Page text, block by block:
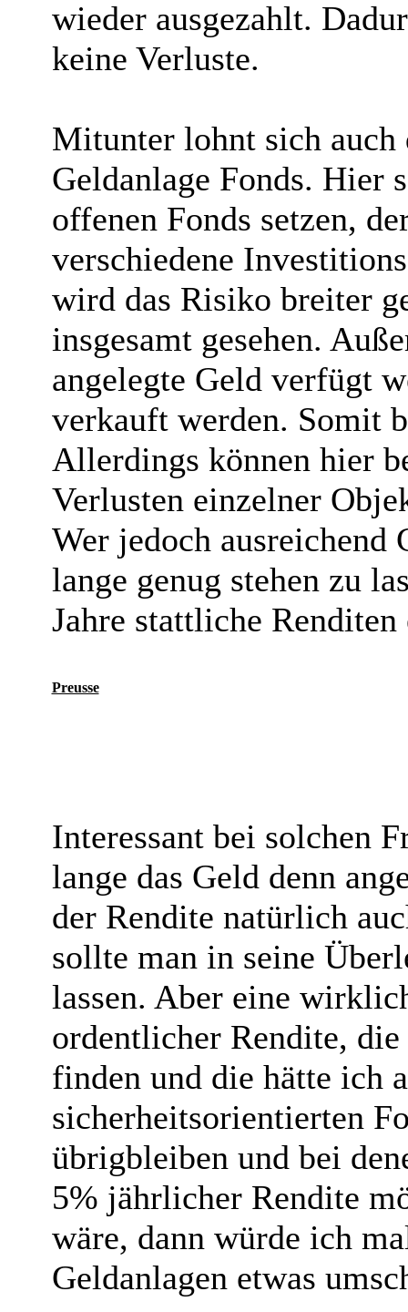
wieder ausgezahlt.
keine Verluste.
Mitunter lohnt sich
Geldanlage Fonds. Hier
offenen Fonds setzen,
verschiedene
wird das Risiko breiter
insgesamt gesehen.
angelegte Geld verfügt
verkauft werden. Somit
Allerdings können hier
Verlusten einzelner
Wer jedoch ausreichend
lange genug stehen zu
Jahre stattliche Renditen
Preusse
Interessant bei solchen
lange das Geld denn
der Rendite natürlich
sollte man in seine
lassen. Aber eine
ordentlicher Rendite,
finden und die hätte ich
sicherheitsorientierten
übrigbleiben und bei
5% jährlicher Rendite
wäre, dann würde ich
Geldanlagen etwas